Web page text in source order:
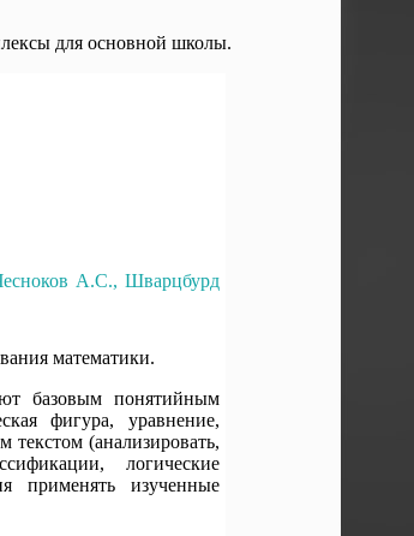
для основной школы.
А.С., Шварцбурд
математики.
базовым понятийным
фигура, уравнение,
текстом (анализировать,
логические
применять изученные